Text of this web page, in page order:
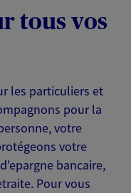
tous vos
les particuliers et
pour la
votre
votre
bancaire,
Pour vous